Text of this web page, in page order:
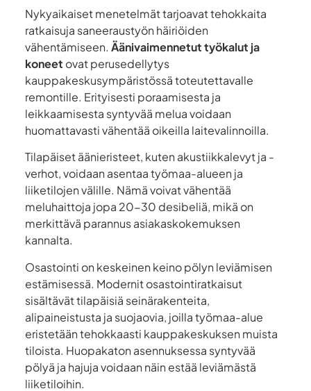
Nykyaikaiset menetelmät tarjoavat tehokkaita
ratkaisuja saneeraustyön häiriöiden
vähentämiseen. Äänivaimennetut työkalut ja
koneet ovat perusedellytys
kauppakeskusympäristössä toteutettavalle
remontille. Erityisesti poraamisesta ja
leikkaamisesta syntyvää melua voidaan
huomattavasti vähentää oikeilla laitevalinnoilla.
Tilapäiset äänieristeet, kuten akustiikkalevyt ja -
verhot, voidaan asentaa työmaa-alueen ja
liiketilojen välille. Nämä voivat vähentää
meluhaittoja jopa 20-30 desibeliä, mikä on
merkittävä parannus asiakaskokemuksen
kannalta.
Osastointi on keskeinen keino pölyn leviämisen
estämisessä. Modernit osastointiratkaisut
sisältävät tilapäisiä seinärakenteita,
alipaineistusta ja suojaovia, joilla työmaa-alue
eristetään tehokkaasti kauppakeskuksen muista
tiloista. Huopakaton asennuksessa syntyvää
pölyä ja hajuja voidaan näin estää leviämästä
liiketiloihin.